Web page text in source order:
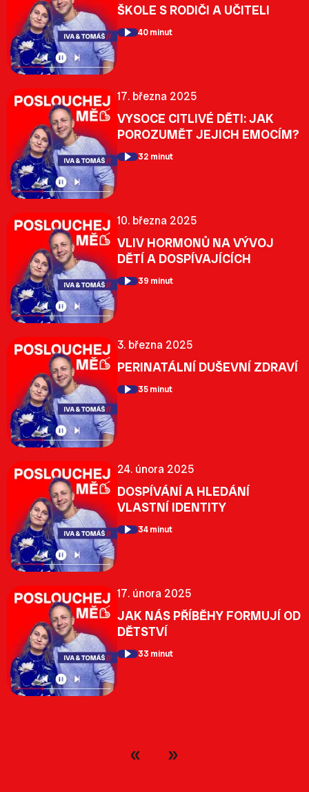
ŠKOLE S RODIČI A UČITELI
40 minut
17. března 2025
VYSOCE CITLIVÉ DĚTI: JAK
POROZUMĚT JEJICH EMOCÍM?
32 minut
10. března 2025
VLIV HORMONŮ NA VÝVOJ
DĚTÍ A DOSPÍVAJÍCÍCH
39 minut
3. března 2025
PERINATÁLNÍ DUŠEVNÍ ZDRAVÍ
35 minut
24. února 2025
DOSPÍVÁNÍ A HLEDÁNÍ
VLASTNÍ IDENTITY
34 minut
17. února 2025
JAK NÁS PŘÍBĚHY FORMUJÍ OD
DĚTSTVÍ
33 minut